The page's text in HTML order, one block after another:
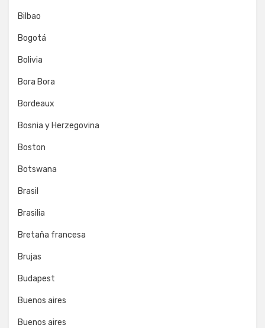
Bilbao
Bogotá
Bolivia
Bora Bora
Bordeaux
Bosnia y Herzegovina
Boston
Botswana
Brasil
Brasilia
Bretaña francesa
Brujas
Budapest
Buenos aires
Buenos aires